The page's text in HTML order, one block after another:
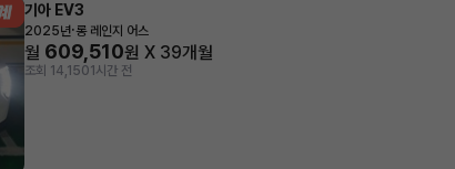
기아 EV3
2025년·롱 레인지 어스
월 609,510원 X 39개월
조회 14,1501시간 전